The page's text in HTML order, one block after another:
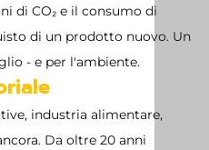
di CO₂ e il consumo di
di un prodotto nuovo. Un
- e per l'ambiente.
industria alimentare,
Da oltre 20 anni